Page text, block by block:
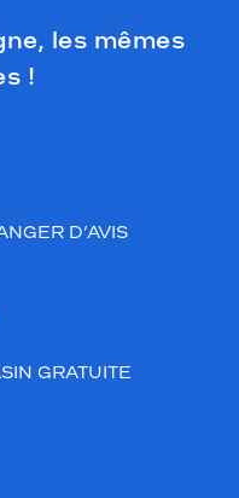
les mêmes
!
D’AVIS
GRATUITE